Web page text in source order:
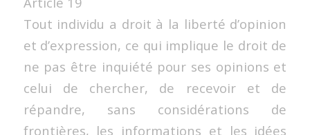
Tout individu a droit à la liberté d’opinion
et d’expression, ce qui implique le droit de
ne pas être inquiété pour ses opinions et
celui de chercher, de recevoir et de
répandre, sans considérations de
frontières, les informations et les idées